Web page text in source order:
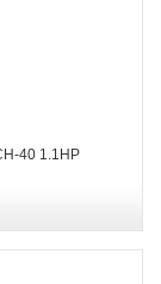
40 1.1HP